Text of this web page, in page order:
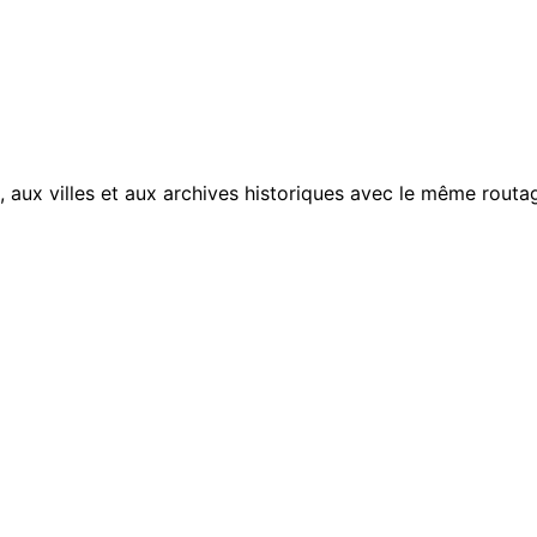
villes et aux archives historiques avec le même